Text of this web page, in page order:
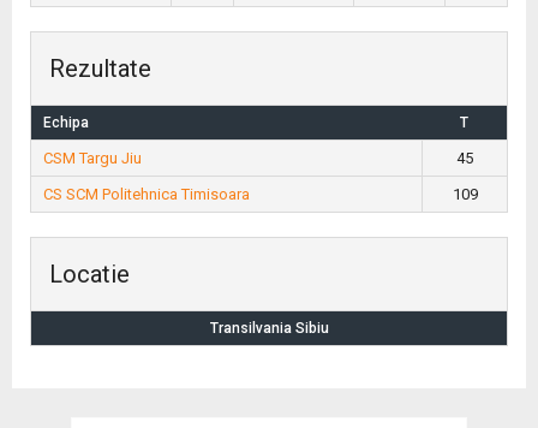
Rezultate
Echipa T
CSM Targu Jiu
45
CS SCM Politehnica Timisoara
109
Locatie
Transilvania Sibiu